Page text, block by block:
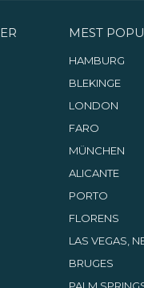
MEST
HAMBURG
BLEKINGE
LONDON
FARO
MÜNCHEN
ALICANTE
PORTO
FLORENS
LAS VEGAS,
BRUGES